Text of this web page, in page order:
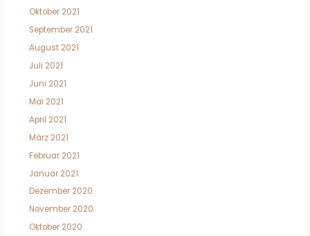
Oktober 2021
September 2021
August 2021
Juli 2021
Juni 2021
Mai 2021
April 2021
März 2021
Februar 2021
Januar 2021
Dezember 2020
November 2020
Oktober 2020